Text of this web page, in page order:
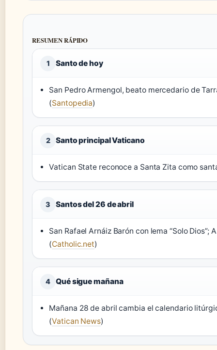
RESUMEN RÁPIDO
1 Santo de hoy
San Pedro Armengol, beato mercedario de
(Santopedia)
2 Santo principal Vaticano
Vatican State reconoce a Santa Zita como
3 Santos del 26 de abril
San Rafael Arnáiz Barón con lema “Solo
(Catholic.net)
4 Qué sigue mañana
Mañana 28 de abril cambia el calendario
(Vatican News)